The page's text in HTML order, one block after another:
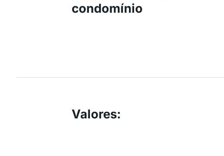
condomínio
Valores: